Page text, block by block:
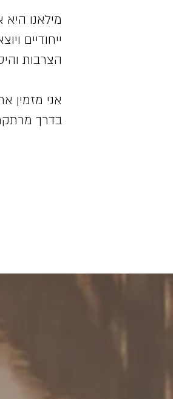
מילאנו
ייחודיים
הצרבות
אני מזמין
בדרך